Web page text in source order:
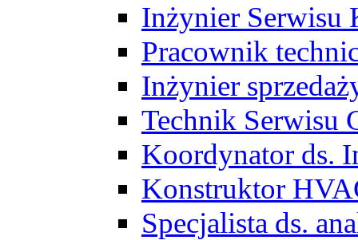
Inżynier Serwisu
Pracownik
Inżynier
Technik Serwisu
Koordynator ds.
Konstruktor
Specjalista ds.